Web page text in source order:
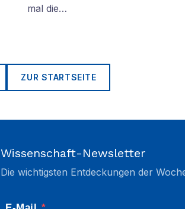
mal die…
ZUR STARTSEITE
Wissenschaft-Newsletter
Die wichtigsten Entdeckungen der